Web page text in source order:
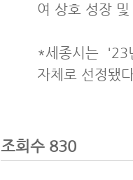
여 상호 성장
*세종시는 '23
자체로 선정됐
조회수 830